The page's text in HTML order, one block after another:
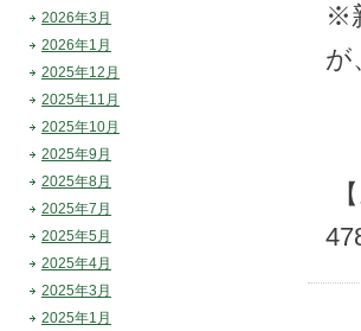
※
が
2026年3月
2026年1月
2025年12月
2025年11月
2025年10月
2025年9月
2025年8月
2025年7月
2025年5月
2025年4月
2025年3月
2025年1月